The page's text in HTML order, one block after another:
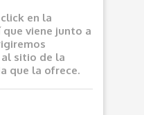
en la
que viene junto a
sitio de la
que la ofrece.